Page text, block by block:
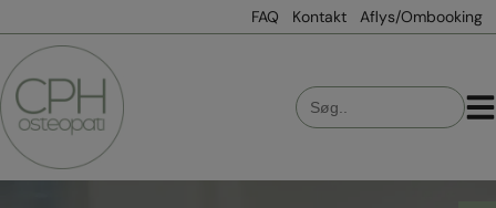
til
indholdet
FAQ Kontakt Aflys/Ombooking
Search
for: